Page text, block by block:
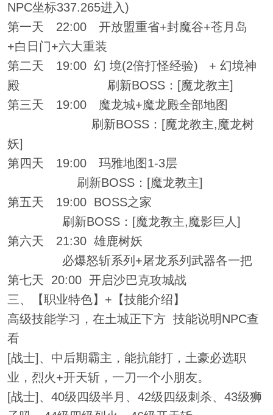
NPC坐标337.265进入)
第一天 22:00 开放盟重省+封魔谷+苍月岛
+白日门+六大重装
第二天 19:00 幻 境(2倍打怪经验) + 幻境神
殿 刷新BOSS：[魔龙教主]
第三天 19:00 魔龙城+魔龙殿全部地图
刷新BOSS：[魔龙教主,魔龙树
妖]
第四天 19:00 玛雅地图1-3层
刷新BOSS：[魔龙教主]
第五天 19:00 BOSS之家
刷新BOSS：[魔龙教主,魔影巨人]
第六天 21:30 雄鹿树妖
必爆怒斩系列+屠龙系列武器各一把
第七天 20:00 开启沙巴克攻城战
三、【职业特色】+【技能介绍】
高级技能学习，在土城正下方 技能说明NPC查
看
[战士]、中后期霸主，能抗能打，土豪必选职
业，烈火+开天斩，一刀一个小朋友。
[战士]、40级四级半月、42级四级刺杀、43级狮